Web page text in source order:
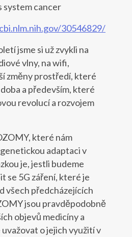
system cancer
30546829/
jsme si už zvykli na
vlny, na wifi,
změny prostředí, které
a především, které
revolucí a rozvojem
které nám
adaptaci v
je, jestli budeme
se 5G záření, které je
všech předcházejících
jsou pravděpodobně
objevů medicíny a
uvažovat o jejich využití v